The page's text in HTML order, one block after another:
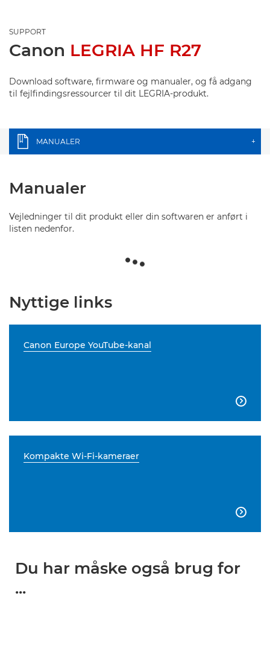
SUPPORT
Canon LEGRIA HF R27
Download software, firmware og manualer, og få adgang
til fejlfindingsressourcer til dit LEGRIA-produkt.
MANUALER +
Manualer
Vejledninger til dit produkt eller din softwaren er anført i
listen nedenfor.
Nyttige links
Canon Europe YouTube-kanal

Kompakte Wi-Fi-kameraer

Du har måske også brug for
...